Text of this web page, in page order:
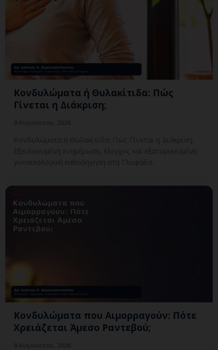
Κονδυλώματα ή Θυλακίτιδα: Πώς
Γίνεται η Διάκριση;
Κονδυλώματα ή Θυλακίτιδα: Πώς Γίνεται η Διάκριση;
Εξειδικευμένη ενημέρωση, έλεγχος και εξατομικευμένη
γυναικολογική καθοδήγηση στη Γλυφάδα.
Κονδυλώματα που Αιμορραγούν: Πότε
Χρειάζεται Άμεσο Ραντεβού;